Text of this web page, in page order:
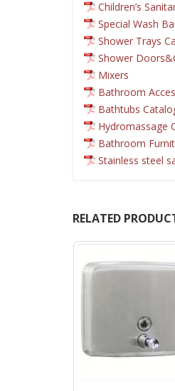
Children’s
Special Wash
Shower Trays
Shower
Mixers
Bathroom
Bathtubs
Hydromassage
Bathroom
Stainless steel
RELATED